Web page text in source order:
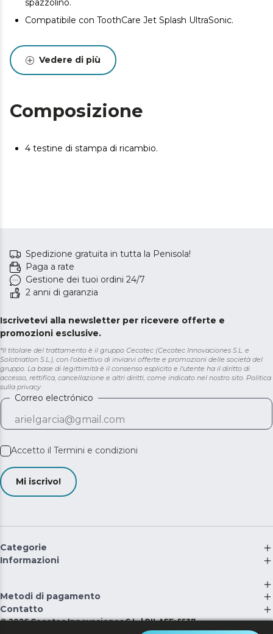
spazzolino.
Compatibile con ToothCare Jet Splash UltraSonic.
Vedere di più
Composizione
4 testine di stampa di ricambio.
Spedizione gratuita in tutta la Penisola!
Paga a rate
Gestione dei tuoi ordini 24/7
2 anni di garanzia
Iscrivetevi alla newsletter per ricevere offerte e
promozioni esclusive.
*Il titolare del trattamento è il gruppo Cecotec (Cecotec Innovaciones S.L. e
Solotriatlon S.L.), con l'obiettivo di inviarvi offerte e promozioni delle società del
gruppo. La base di legittimità è il consenso esplicito e l'utente ha il diritto di
accesso, rettifica, cancellazione e altri diritti, come indicato nel nostro sito. Politica
sulla privacy
Correo electrónico
Accetto il Termini e condizioni
Mi iscrivo!
Categorie
Informazioni
Metodi di pagamento
Contatto
©2026 Cecotec Innovaciones S.L. | RII-AEE: 5537